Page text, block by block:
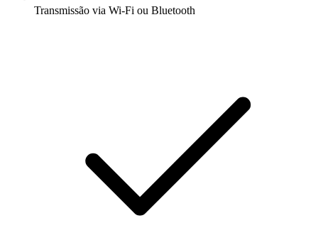
Transmissão via Wi-Fi ou Bluetooth